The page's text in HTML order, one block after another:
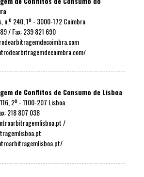
n.º 240, 1º - 3000-172 Coimbra
/ Fax: 239 821 690
de Conflitos de Consumo de Lisboa
2º - 1100-207 Lisboa
218 807 038
/